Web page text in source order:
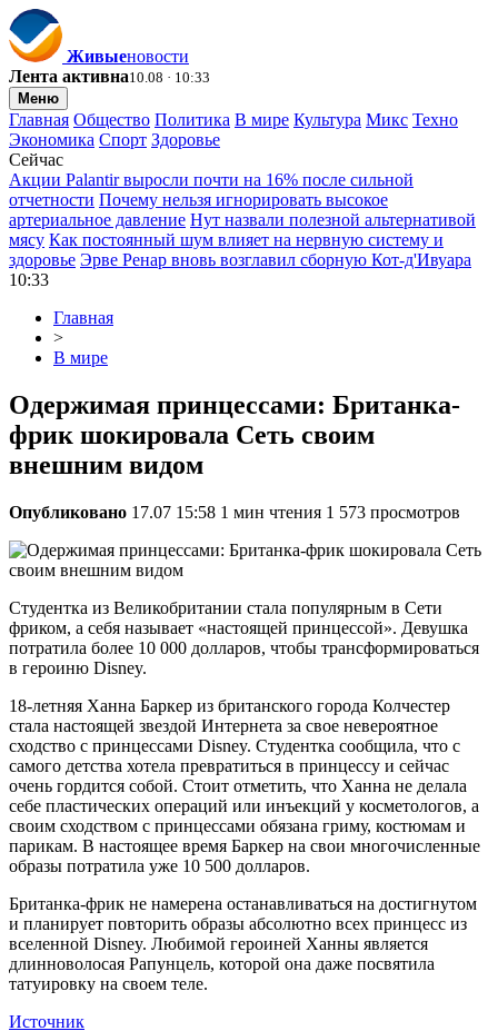
Живыеновости
Лента активна10.08 · 10:33
Меню
Главная Общество Политика В мире Культура Микс Техно
Экономика Спорт Здоровье
Сейчас
Акции Palantir выросли почти на 16% после сильной
отчетности Почему нельзя игнорировать высокое
артериальное давление Нут назвали полезной альтернативой
мясу Как постоянный шум влияет на нервную систему и
здоровье Эрве Ренар вновь возглавил сборную Кот-д'Ивуара
10:33
Главная
>
В мире
Одержимая принцессами: Британка-
фрик шокировала Сеть своим
внешним видом
Опубликовано 17.07 15:58 1 мин чтения 1 573 просмотров
Студентка из Великобритании стала популярным в Сети
фриком, а себя называет «настоящей принцессой». Девушка
потратила более 10 000 долларов, чтобы трансформироваться
в героиню Disney.
18-летняя Ханна Баркер из британского города Колчестер
стала настоящей звездой Интернета за свое невероятное
сходство с принцессами Disney. Студентка сообщила, что с
самого детства хотела превратиться в принцессу и сейчас
очень гордится собой. Стоит отметить, что Ханна не делала
себе пластических операций или инъекций у косметологов, а
своим сходством с принцессами обязана гриму, костюмам и
парикам. В настоящее время Баркер на свои многочисленные
образы потратила уже 10 500 долларов.
Британка-фрик не намерена останавливаться на достигнутом
и планирует повторить образы абсолютно всех принцесс из
вселенной Disney. Любимой героиней Ханны является
длинноволосая Рапунцель, которой она даже посвятила
татуировку на своем теле.
Источник